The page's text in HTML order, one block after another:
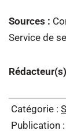
Sources :
Service de
Rédacteur(s)
Catégorie :
Publication